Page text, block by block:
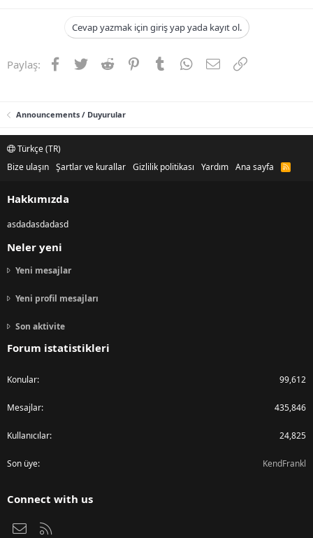
Cevap yazmak için giriş yap yada kayıt ol.
Paylaş: Facebook
TwitterReddit PinterestTumblrWhatsApp
E-postaLink
Announcements / Duyurular
Türkçe (TR)
Bize ulaşın Şartlar ve kurallar Gizlilik politikası Yardım Ana sayfa
R
S
Hakkımızda
asdadasdadasd
Neler yeni
Yeni mesajlar
Yeni profil mesajları
Son aktivite
Forum istatistikleri
Konular 99,612
Mesajlar 435,846
Kullanıcılar 24,825
Son üye KendFrankl
Connect with us
Bize ulaşın